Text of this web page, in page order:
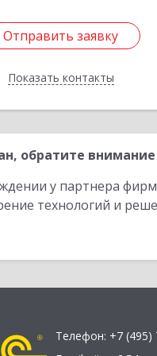
Отправить заявку
Показать контакты
Отправить заявку
Назад
обратите внимание
у партнера
технологий и
Телефон: +7 (495)